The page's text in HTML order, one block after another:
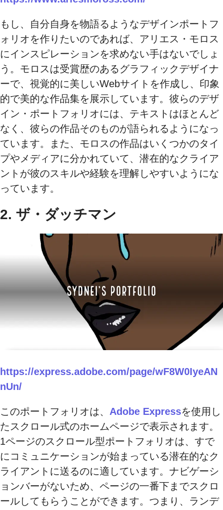
もし、自分自身を物語るようなデザインポートフ
ォリオを作りたいのであれば、アリエス・モロス
にインスピレーションを求めない手はないでしょ
う。モロスは受賞歴のあるグラフィックデザイナ
ーで、視覚的に美しいWebサイトを作成し、印象
的で美的な作品集を展示しています。彼らのデザ
イン・ポートフォリオには、テキストはほとんど
なく、彼らの作品そのものが語られるようになっ
ています。また、モロスの作品はいくつかのタイ
プやメディアに分かれていて、潜在的なクライア
ントが彼のスキルや経験を理解しやすいようにな
っています。
2. ザ・ダッチマン
https://express.adobe.com/page/wF8W0IyeAN
nUn/
このポートフォリオは、 Adobe Expressを使用し
たスクロール式のホームページで表示されます。
1ページのスクロール型ポートフォリオは、すで
にコミュニケーションが始まっている潜在的なク
ライアントに送るのに適しています。ナビゲーシ
ョンバーがないため、ページの一番下までスクロ
ールしてもらうことができます。つまり、ランデ